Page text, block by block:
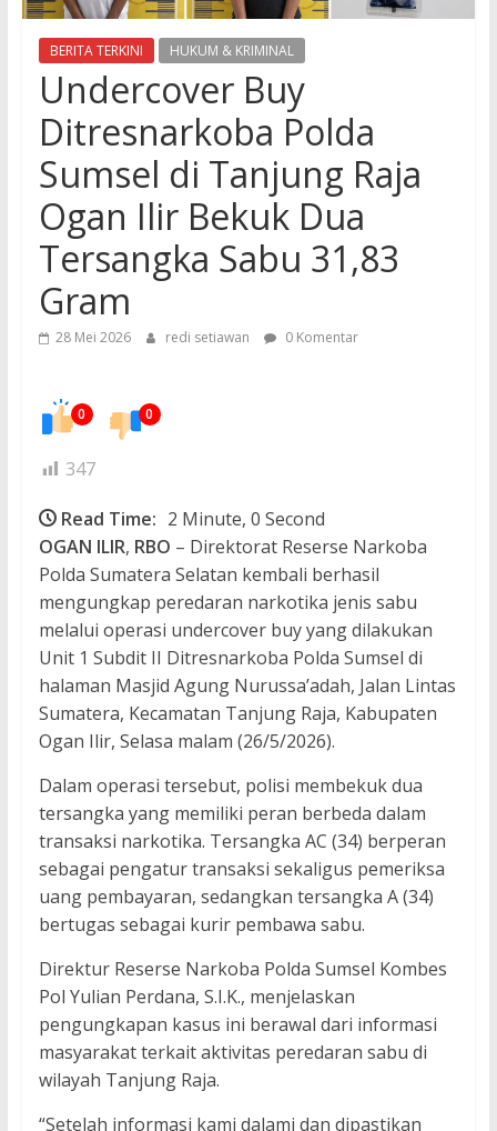
BERITA TERKINI HUKUM & KRIMINAL
Undercover Buy
Ditresnarkoba Polda
Sumsel di Tanjung Raja
Ogan Ilir Bekuk Dua
Tersangka Sabu 31,83
Gram
28 Mei 2026 redi setiawan 0 Komentar
0 0
347
Read Time: 2 Minute, 0 Second
OGAN ILIR, RBO – Direktorat Reserse Narkoba
Polda Sumatera Selatan kembali berhasil
mengungkap peredaran narkotika jenis sabu
melalui operasi undercover buy yang dilakukan
Unit 1 Subdit II Ditresnarkoba Polda Sumsel di
halaman Masjid Agung Nurussa’adah, Jalan Lintas
Sumatera, Kecamatan Tanjung Raja, Kabupaten
Ogan Ilir, Selasa malam (26/5/2026).
Dalam operasi tersebut, polisi membekuk dua
tersangka yang memiliki peran berbeda dalam
transaksi narkotika. Tersangka AC (34) berperan
sebagai pengatur transaksi sekaligus pemeriksa
uang pembayaran, sedangkan tersangka A (34)
bertugas sebagai kurir pembawa sabu.
Direktur Reserse Narkoba Polda Sumsel Kombes
Pol Yulian Perdana, S.I.K., menjelaskan
pengungkapan kasus ini berawal dari informasi
masyarakat terkait aktivitas peredaran sabu di
wilayah Tanjung Raja.
“Setelah informasi kami dalami dan dipastikan